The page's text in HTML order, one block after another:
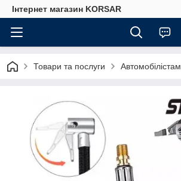
Iнтернет магазин KORSAR
Товари та послуги Автомобілістам